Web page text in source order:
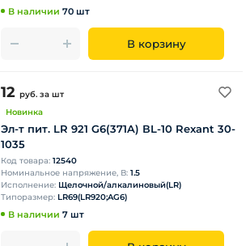
В наличии 70 шт
В корзину
12 руб. за шт
Новинка
Эл-т пит. LR 921 G6(371A) ВL-10 Rexant 30-
1035
Код товара: 12540
Номинальное напряжение, В: 1.5
Исполнение: Щелочной/алкалиновый(LR)
Типоразмер: LR69(LR920;AG6)
В наличии 7 шт